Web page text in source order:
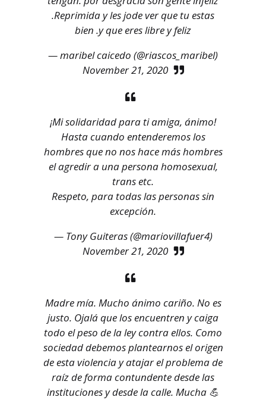
.Reprimida y les jode ver que tu estas
bien .y que eres libre y feliz
— maribel caicedo (@riascos_maribel)
November 21, 2020
¡Mi solidaridad para ti amiga, ánimo!
Hasta cuando entenderemos los
hombres que no nos hace más hombres
el agredir a una persona homosexual,
trans etc.
Respeto, para todas las personas sin
excepción.
— Tony Guiteras (@mariovillafuer4)
November 21, 2020
Madre mía. Mucho ánimo cariño. No es
justo. Ojalá que los encuentren y caiga
todo el peso de la ley contra ellos. Como
sociedad debemos plantearnos el origen
de esta violencia y atajar el problema de
raíz de forma contundente desde las
instituciones y desde la calle. Mucha 💪